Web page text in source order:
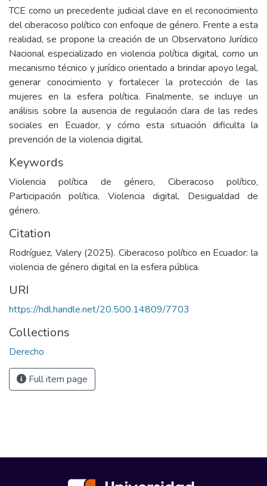
TCE como un precedente judicial clave en el reconocimiento
del ciberacoso político con enfoque de género. Frente a esta
realidad, se propone la creación de un Observatorio Jurídico
Nacional especializado en violencia política digital, como un
mecanismo técnico y jurídico orientado a brindar apoyo legal,
generar conocimiento y fortalecer la protección de las
mujeres en la esfera política. Finalmente, se incluye un
análisis sobre la ausencia de regulación clara de las redes
sociales en Ecuador, y cómo esta situación dificulta la
prevención de la violencia digital.
Keywords
Violencia política de género, Ciberacoso político,
Participación política, Violencia digital, Desigualdad de
género.
Citation
Rodríguez, Valery (2025). Ciberacoso político en Ecuador: la
violencia de género digital en la esfera pública.
URI
https://hdl.handle.net/20.500.14809/7703
Collections
Derecho
Full item page